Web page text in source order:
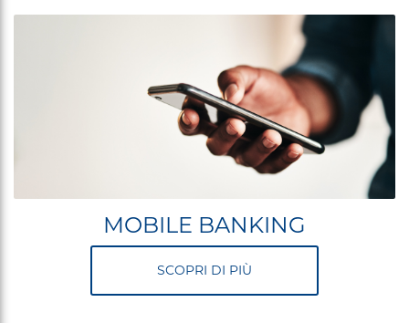
MOBILE BANKING
SCOPRI DI PIÙ